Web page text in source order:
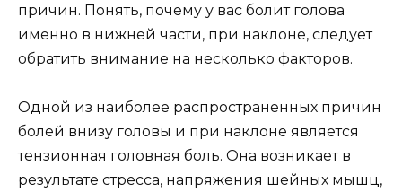
причин. Понять, почему у вас болит голова
именно в нижней части, при наклоне, следует
обратить внимание на несколько факторов.
Одной из наиболее распространенных причин
болей внизу головы и при наклоне является
тензионная головная боль. Она возникает в
результате стресса, напряжения шейных мышц,